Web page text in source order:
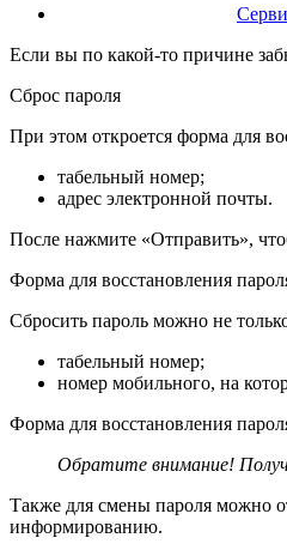
Если вы по какой-то причине
Сброс пароля
При этом откроется форма для
табельный номер;
адрес электронной почты.
После нажмите «Отправить»,
Форма для восстановления
Сбросить пароль можно не
табельный номер;
номер мобильного, на
Форма для восстановления
Обратите внимание!
Также для смены пароля можно
информированию.